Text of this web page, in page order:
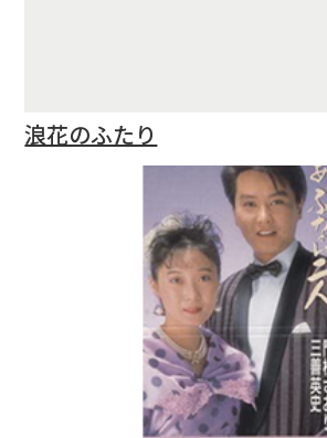
浪花のふたり